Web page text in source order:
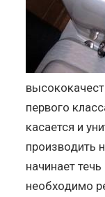
первого
касается и
производить
начинает
необходимо